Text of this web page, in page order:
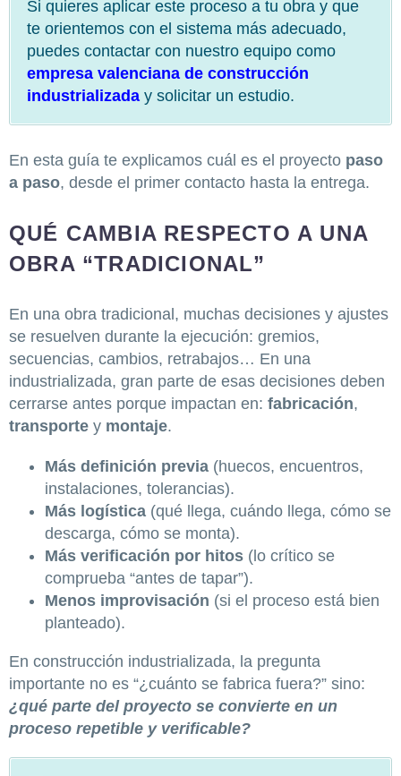
Si quieres aplicar este proceso a tu obra y que
te orientemos con el sistema más adecuado,
puedes contactar con nuestro equipo como
empresa valenciana de construcción
industrializada y solicitar un estudio.
En esta guía te explicamos cuál es el proyecto paso
a paso, desde el primer contacto hasta la entrega.
QUÉ CAMBIA RESPECTO A UNA
OBRA “TRADICIONAL”
En una obra tradicional, muchas decisiones y ajustes
se resuelven durante la ejecución: gremios,
secuencias, cambios, retrabajos… En una
industrializada, gran parte de esas decisiones deben
cerrarse antes porque impactan en: fabricación,
transporte y montaje.
Más definición previa (huecos, encuentros,
instalaciones, tolerancias).
Más logística (qué llega, cuándo llega, cómo se
descarga, cómo se monta).
Más verificación por hitos (lo crítico se
comprueba “antes de tapar”).
Menos improvisación (si el proceso está bien
planteado).
En construcción industrializada, la pregunta
importante no es “¿cuánto se fabrica fuera?” sino:
¿qué parte del proyecto se convierte en un
proceso repetible y verificable?